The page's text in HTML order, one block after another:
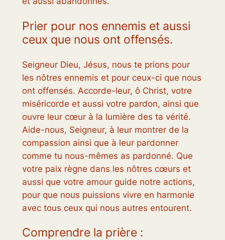
Prier pour nos ennemis et aussi
ceux que nous ont offensés.
Seigneur Dieu, Jésus, nous te prions pour
les nôtres ennemis et pour ceux-ci que nous
ont offensés. Accorde-leur, ô Christ, votre
miséricorde et aussi votre pardon, ainsi que
ouvre leur cœur à la lumière des ta vérité.
Aide-nous, Seigneur, à leur montrer de la
compassion ainsi que à leur pardonner
comme tu nous-mêmes as pardonné. Que
votre paix règne dans les nôtres cœurs et
aussi que votre amour guide notre actions,
pour que nous puissions vivre en harmonie
avec tous ceux qui nous autres entourent.
Comprendre la prière :